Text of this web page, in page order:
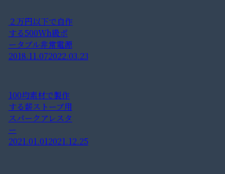
２万円以下で自作
する500Wh級ポ
ータブル非常電源
2018.11.072022.03.23
100均素材で製作
する薪ストーブ用
スパークアレスタ
ー
2021.01.012021.12.25